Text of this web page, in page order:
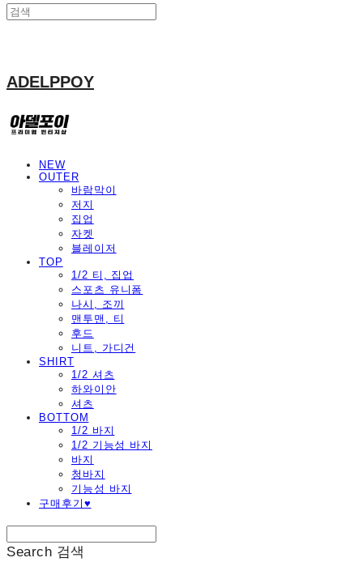
ADELPPOY
NEW
OUTER
바람막이
저지
집업
자켓
블레이저
TOP
1/2 티, 집업
스포츠 유니폼
나시, 조끼
맨투맨, 티
후드
니트, 가디건
SHIRT
1/2 셔츠
하와이안
셔츠
BOTTOM
1/2 바지
1/2 기능성 바지
바지
청바지
기능성 바지
구매후기♥
Search 검색